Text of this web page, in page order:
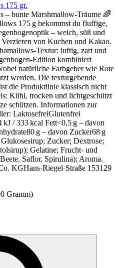
175 gr.
bunte Marshmallow‑Träume 🌈
175 g bekommst du fluffige,
– weich, süß und
von Kuchen und Kakao.
luftig, zart und
kombiniert
natürliche Farbgeber wie Rote
werden. Die texturgebende
die Produktlinie klassisch nicht
Kühl, trocken und lichtgeschützt
schützen. Informationen zur
LaktosefreiGlutenfrei
/ 333 kcal Fett<0,5 g – davon
g – davon Zucker68 g
Zucker; Dextrose;
Gelatine; Frucht- und
Saflor, Spirulina); Aroma.
KGHans-Riegel-Straße 153129
Gramm)